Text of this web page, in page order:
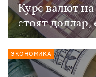
Курс валют
стоят
ЭКОНОМИКА